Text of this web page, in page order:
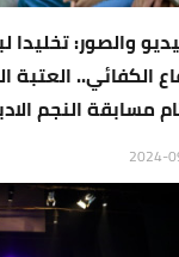
والصور:
الكفائي..
مسابقة النجم